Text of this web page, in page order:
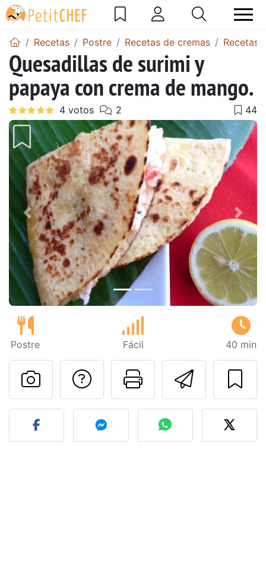
Recetas Postre Recetas de cremas Recetas
Quesadillas de surimi y
papaya con crema de mango.
Anterior
Postre Fácil 40 min
Imprimir
Preguntar al autor
Publicar la foto de esta